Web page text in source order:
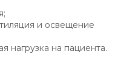
и освещение
нагрузка на пациента.